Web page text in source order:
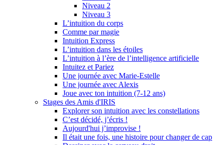
Niveau 2
Niveau 3
L’intuition du corps
Comme par magie
Intuition Express
L’intuition dans les étoiles
L’intuition à l’ère de l’intelligence artificielle
Intuitez et Pariez
Une journée avec Marie-Estelle
Une journée avec Alexis
Joue avec ton intuition (7-12 ans)
Stages des Amis d'IRIS
Explorer son intuition avec les constellations
C’est décidé, j’écris !
Aujourd'hui j’improvise !
Il était une fois, une histoire pour changer de cap